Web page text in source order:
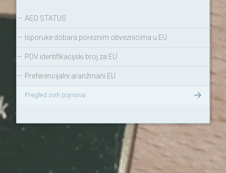
– AEO STATUS
– Isporuke dobara poreznim obveznicima u EU
– PDV identifikacijski broj za EU
– Preferencijalni aranžmani EU
Pregled svih pojmova